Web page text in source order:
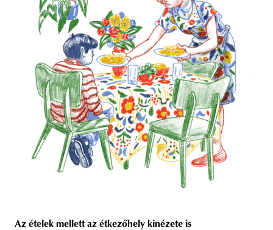
Az ételek mellett az étkezőhely kinézete is